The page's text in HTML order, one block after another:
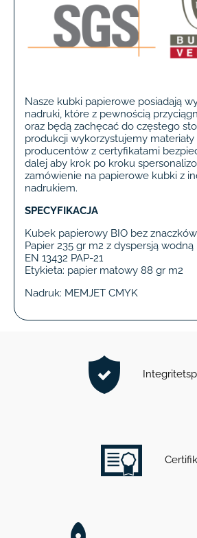
Nasze kubki papierowe posiadają
nadruki, które z pewnością
oraz będą zachęcać do częstego
produkcji wykorzystujemy
producentów z certyfikatami
dalej aby krok po kroku
zamówienie na papierowe kubki z
nadrukiem.
SPECYFIKACJA
Kubek papierowy BIO bez
Papier 235 gr m2 z dyspersją wodną
EN 13432 PAP-21
Etykieta: papier matowy 88 gr m2
Nadruk: MEMJET CMYK